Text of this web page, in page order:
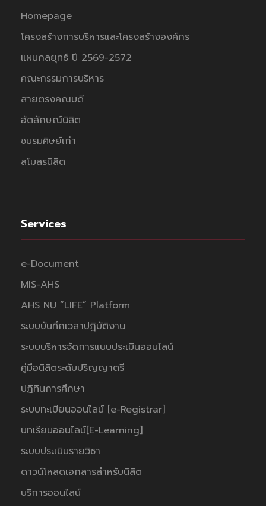
Homepage
โครงสร้างการบริหารและโครงสร้างองค์กร
แผนกลยุทธ์ ปี 2569-2572
คณะกรรมการบริหาร
สายตรงคณบดี
อัตลักษณ์นิสิต
ชมรมศิษย์เก่า
สโมสรนิสิต
Services
e-Document
MIS-AHS
AHS NU “LIFE” Platform
ระบบบันทึกเวลาปฎิบัติงาน
ระบบบริหารจัดการแบบประเมินออนไลน์
คู่มือนิสิตระดับปริญญาตรี
ปฏิทินการศึกษา
ระบบทะเบียนออนไลน์ [e-Registrar]
บทเรียนออนไลน์[E-Learning]
ระบบประเมินรายวิชา
ดาวน์โหลดเอกสารสำหรับนิสิต
บริการออนไลน์